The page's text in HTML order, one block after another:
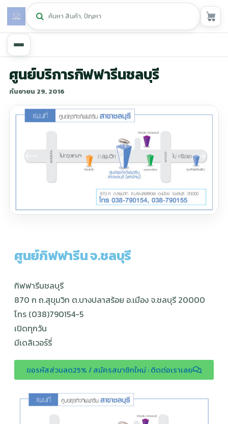
หน้าหลัก
สุขภาพและการแก้ปัญหา ▾
ลดน้ำหนัก
ความงาม
หน้ารวมสินค้า
หน้าตระกร้าสินค้า
ศูนย์บริการกิฟฟารีนชลบุรี
กันยายน 29, 2016
ศูนย์กิฟฟารีน จ.ชลบุรี
กิฟฟารีนชลบุรี
870 ก ถ.สุขุมวิท ต.บางปลาสร้อย อ.เมือง จ.ชลบุรี 20000
โทร (038)790154-5
เปิดทุกวัน
มีเดลิเวอร์รี่
ขอรหัสส่วนลด25% / สมัครสมาชิกใหม่ : ติดต่อเราเลย